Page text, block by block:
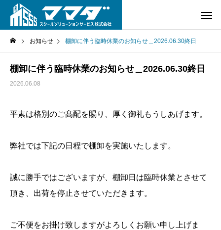
お知らせ 棚卸に伴う臨時休業のお知らせ＿2026.06.30終日
棚卸に伴う臨時休業のお知らせ＿2026.06.30終日
2026.06.08
平素は格別のご髙配を賜り、厚く御礼もうしあげます。
弊社では下記の日程で棚卸を実施いたします。
誠に勝手ではございますが、棚卸日は臨時休業とさせて
頂き、出荷を停止させていただきます。
ご不便をお掛け致しますがよろしくお願い申し上げま